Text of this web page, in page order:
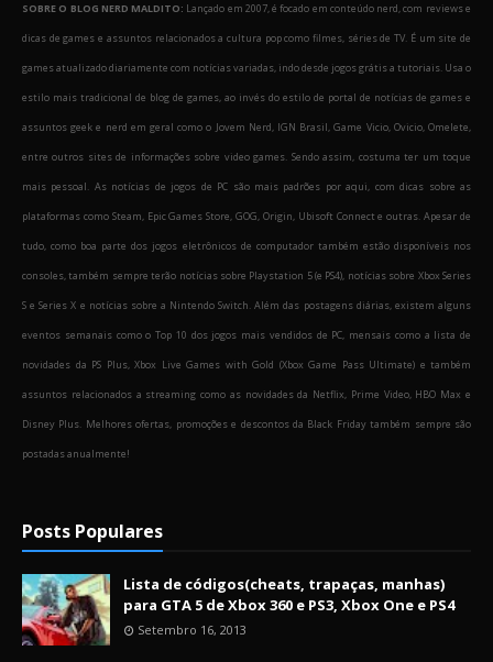
SOBRE O BLOG NERD MALDITO: Lançado em 2007, é focado em conteúdo nerd, com reviews e
dicas de games e assuntos relacionados a cultura pop como filmes, séries de TV. É um site de
games atualizado diariamente com notícias variadas, indo desde jogos grátis a tutoriais. Usa o
estilo mais tradicional de blog de games, ao invés do estilo de portal de notícias de games e
assuntos geek e nerd em geral como o Jovem Nerd, IGN Brasil, Game Vicio, Ovicio, Omelete,
entre outros sites de informações sobre video games. Sendo assim, costuma ter um toque
mais pessoal. As notícias de jogos de PC são mais padrões por aqui, com dicas sobre as
plataformas como Steam, Epic Games Store, GOG, Origin, Ubisoft Connect e outras. Apesar de
tudo, como boa parte dos jogos eletrônicos de computador também estão disponíveis nos
consoles, também sempre terão notícias sobre Playstation 5 (e PS4), notícias sobre Xbox Series
S e Series X e notícias sobre a Nintendo Switch. Além das postagens diárias, existem alguns
eventos semanais como o Top 10 dos jogos mais vendidos de PC, mensais como a lista de
novidades da PS Plus, Xbox Live Games with Gold (Xbox Game Pass Ultimate) e também
assuntos relacionados a streaming como as novidades da Netflix, Prime Video, HBO Max e
Disney Plus. Melhores ofertas, promoções e descontos da Black Friday também sempre são
postadas anualmente!
Posts Populares
Lista de códigos(cheats, trapaças, manhas)
para GTA 5 de Xbox 360 e PS3, Xbox One e PS4
Setembro 16, 2013